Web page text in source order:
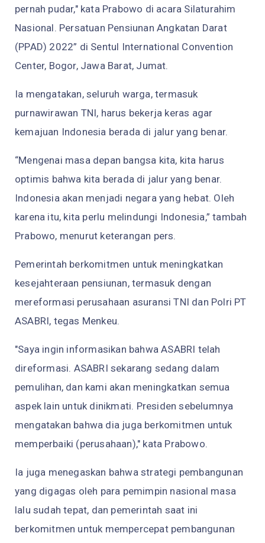
pernah pudar," kata Prabowo di acara Silaturahim
Nasional. Persatuan Pensiunan Angkatan Darat
(PPAD) 2022” di Sentul International Convention
Center, Bogor, Jawa Barat, Jumat.
Ia mengatakan, seluruh warga, termasuk
purnawirawan TNI, harus bekerja keras agar
kemajuan Indonesia berada di jalur yang benar.
“Mengenai masa depan bangsa kita, kita harus
optimis bahwa kita berada di jalur yang benar.
Indonesia akan menjadi negara yang hebat. Oleh
karena itu, kita perlu melindungi Indonesia,” tambah
Prabowo, menurut keterangan pers.
Pemerintah berkomitmen untuk meningkatkan
kesejahteraan pensiunan, termasuk dengan
mereformasi perusahaan asuransi TNI dan Polri PT
ASABRI, tegas Menkeu.
"Saya ingin informasikan bahwa ASABRI telah
direformasi. ASABRI sekarang sedang dalam
pemulihan, dan kami akan meningkatkan semua
aspek lain untuk dinikmati. Presiden sebelumnya
mengatakan bahwa dia juga berkomitmen untuk
memperbaiki (perusahaan)," kata Prabowo.
Ia juga menegaskan bahwa strategi pembangunan
yang digagas oleh para pemimpin nasional masa
lalu sudah tepat, dan pemerintah saat ini
berkomitmen untuk mempercepat pembangunan